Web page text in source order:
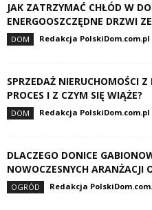
JAK ZATRZYMAĆ CHŁÓD W
ENERGOOSZCZĘDNE DRZWI
DOM Redakcja PolskiDom.com.pl
SPRZEDAŻ NIERUCHOMOŚCI
PROCES I Z CZYM SIĘ WIĄŻE?
DOM Redakcja PolskiDom.com.pl
DLACZEGO DONICE
NOWOCZESNYCH ARANŻACJI
OGRÓD Redakcja